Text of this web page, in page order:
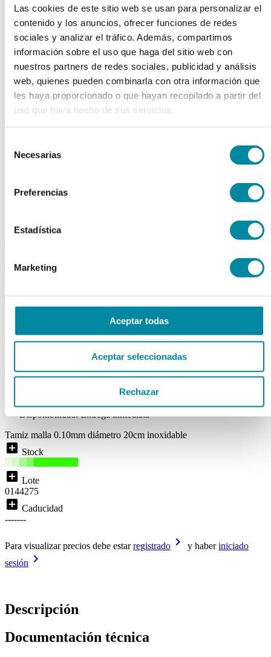
Las cookies de este sitio web se usan para personalizar el
contenido y los anuncios, ofrecer funciones de redes
sociales y analizar el tráfico. Además, compartimos
información sobre el uso que haga del sitio web con
nuestros partners de redes sociales, publicidad y análisis
web, quienes pueden combinarla con otra información que
les haya proporcionado o que hayan recopilado a partir del
uso que haya hecho de sus servicios.
Necesarias
Preferencias
Estadística
Marketing
Aceptar todas
Aceptar seleccionadas
Rechazar
chevron_left chevron_right
TAMIZ MALLA 0.18mm
DIAMETRO 20cm
INOXIDABLE
Ref. Mg86451
local_shippingDisponibilidad:Entrega inmediata
Tamiz malla 0.10mm diámetro 20cm inoxidable
add_box Stock
add_box Lote
0144275
add_box Caducidad
-------
Para visualizar precios debe estarregistrado keyboard_arrow_right y haberiniciado
sesión keyboard_arrow_right
Descripción
Documentación técnica